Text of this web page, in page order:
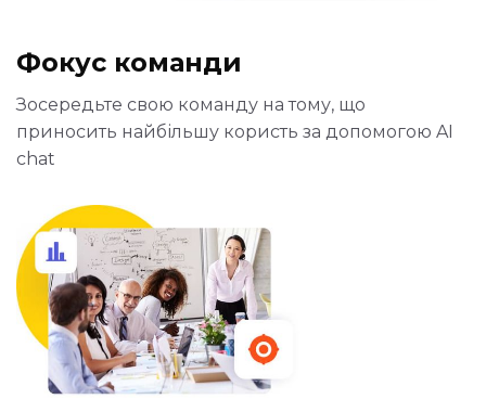
Фокус команди
Зосередьте свою команду на тому, що
приносить найбільшу користь за допомогою AI
chat